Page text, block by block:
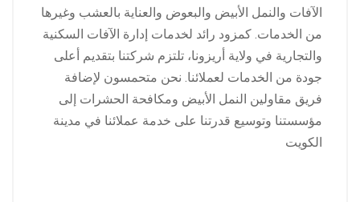
الآفات والنمل الأبيض والبعوض والعناية بالعشب وغيرها
من الخدمات. كمزود رائد لخدمات إدارة الآفات السكنية
والتجارية في ولاية أريزونا، تلتزم شركتنا بتقديم أعلى
جودة من الخدمات لعملائنا. نحن متحمسون لإضافة
فريق مقاولين النمل الأبيض ومكافحة الحشرات إلى
مؤسستنا وتوسيع قدرتنا على خدمة عملائنا في مدينة
الكويت